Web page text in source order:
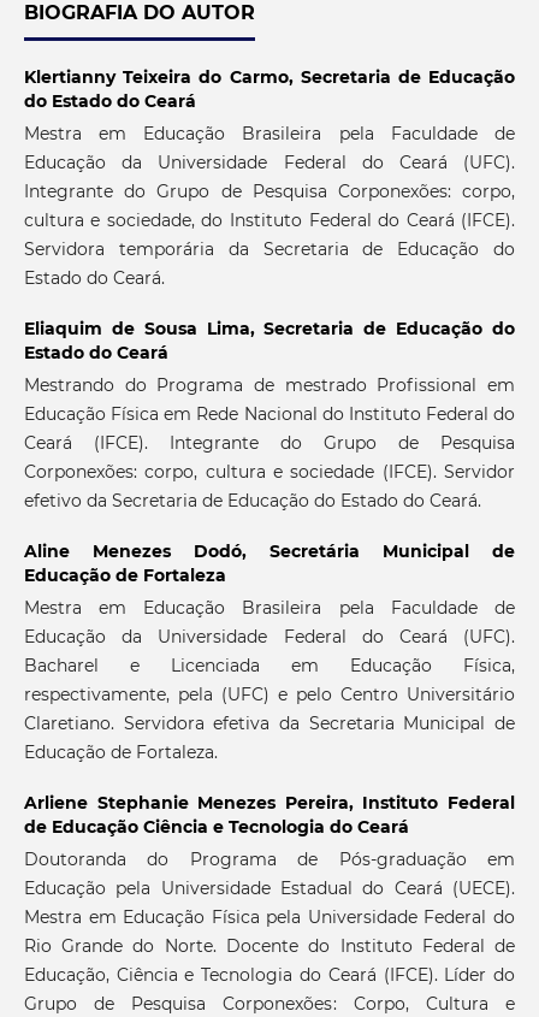
BIOGRAFIA DO AUTOR
Klertianny Teixeira do Carmo, Secretaria de Educação
do Estado do Ceará
Mestra em Educação Brasileira pela Faculdade de
Educação da Universidade Federal do Ceará (UFC).
Integrante do Grupo de Pesquisa Corponexões: corpo,
cultura e sociedade, do Instituto Federal do Ceará (IFCE).
Servidora temporária da Secretaria de Educação do
Estado do Ceará.
Eliaquim de Sousa Lima,Secretaria de Educação do
Estado do Ceará
Mestrando do Programa de mestrado Profissional em
Educação Física em Rede Nacional do Instituto Federal do
Ceará (IFCE). Integrante do Grupo de Pesquisa
Corponexões: corpo, cultura e sociedade (IFCE). Servidor
efetivo da Secretaria de Educação do Estado do Ceará.
Aline Menezes Dodó,Secretária Municipal de
Educação de Fortaleza
Mestra em Educação Brasileira pela Faculdade de
Educação da Universidade Federal do Ceará (UFC).
Bacharel e Licenciada em Educação Física,
respectivamente, pela (UFC) e pelo Centro Universitário
Claretiano. Servidora efetiva da Secretaria Municipal de
Educação de Fortaleza.
Arliene Stephanie Menezes Pereira, Instituto Federal
de Educação Ciência e Tecnologia do Ceará
Doutoranda do Programa de Pós-graduação em
Educação pela Universidade Estadual do Ceará (UECE).
Mestra em Educação Física pela Universidade Federal do
Rio Grande do Norte. Docente do Instituto Federal de
Educação, Ciência e Tecnologia do Ceará (IFCE). Líder do
Grupo de Pesquisa Corponexões: Corpo, Cultura e